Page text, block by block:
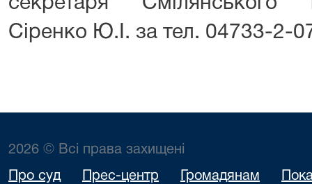
секретаря Смілянського
Сіренко Ю.І. за тел. 04733-2-
2026 © Всі права захищені
Про суд Прес-центр Громадянам